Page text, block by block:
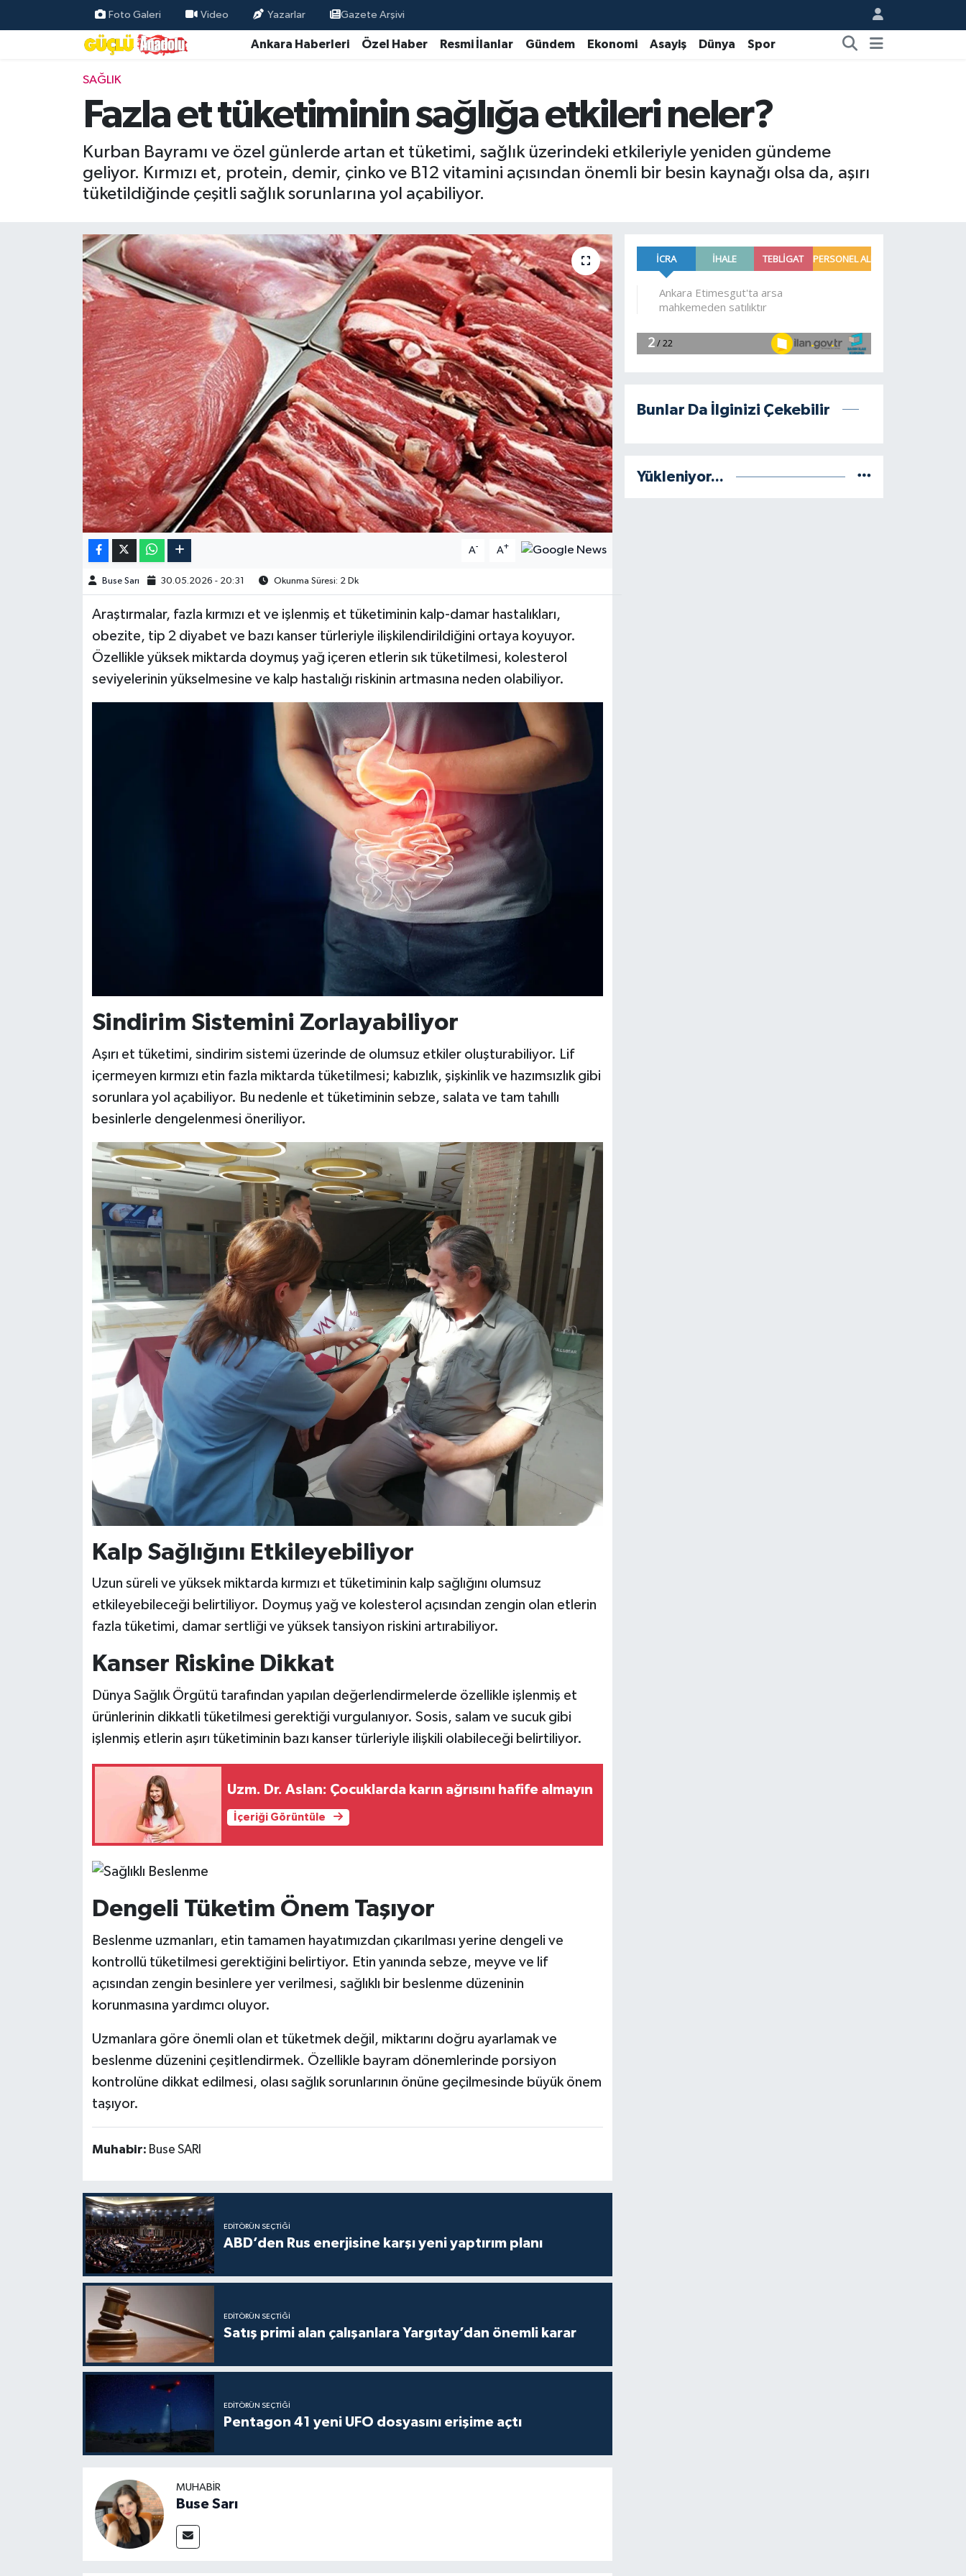
Foto Galeri Video Yazarlar Gazete Arşivi
Ankara Haberleri Özel Haber Resmi İlanlar Gündem Ekonomi Asayiş Dünya Spor
SAĞLIK
Fazla et tüketiminin sağlığa etkileri neler?
Kurban Bayramı ve özel günlerde artan et tüketimi, sağlık üzerindeki etkileriyle yeniden gündeme
geliyor. Kırmızı et, protein, demir, çinko ve B12 vitamini açısından önemli bir besin kaynağı olsa da, aşırı
tüketildiğinde çeşitli sağlık sorunlarına yol açabiliyor.
A- A+
Buse Sarı 30.05.2026 - 20:31 Okunma Süresi: 2 Dk
Araştırmalar, fazla kırmızı et ve işlenmiş et tüketiminin kalp-damar hastalıkları,
obezite, tip 2 diyabet ve bazı kanser türleriyle ilişkilendirildiğini ortaya koyuyor.
Özellikle yüksek miktarda doymuş yağ içeren etlerin sık tüketilmesi, kolesterol
seviyelerinin yükselmesine ve kalp hastalığı riskinin artmasına neden olabiliyor.
Sindirim Sistemini Zorlayabiliyor
Aşırı et tüketimi, sindirim sistemi üzerinde de olumsuz etkiler oluşturabiliyor. Lif
içermeyen kırmızı etin fazla miktarda tüketilmesi; kabızlık, şişkinlik ve hazımsızlık gibi
sorunlara yol açabiliyor. Bu nedenle et tüketiminin sebze, salata ve tam tahıllı
besinlerle dengelenmesi öneriliyor.
Kalp Sağlığını Etkileyebiliyor
Uzun süreli ve yüksek miktarda kırmızı et tüketiminin kalp sağlığını olumsuz
etkileyebileceği belirtiliyor. Doymuş yağ ve kolesterol açısından zengin olan etlerin
fazla tüketimi, damar sertliği ve yüksek tansiyon riskini artırabiliyor.
Kanser Riskine Dikkat
Dünya Sağlık Örgütü tarafından yapılan değerlendirmelerde özellikle işlenmiş et
ürünlerinin dikkatli tüketilmesi gerektiği vurgulanıyor. Sosis, salam ve sucuk gibi
işlenmiş etlerin aşırı tüketiminin bazı kanser türleriyle ilişkili olabileceği belirtiliyor.
Uzm. Dr. Aslan: Çocuklarda karın ağrısını hafife almayın
İçeriği Görüntüle
Dengeli Tüketim Önem Taşıyor
Beslenme uzmanları, etin tamamen hayatımızdan çıkarılması yerine dengeli ve
kontrollü tüketilmesi gerektiğini belirtiyor. Etin yanında sebze, meyve ve lif
açısından zengin besinlere yer verilmesi, sağlıklı bir beslenme düzeninin
korunmasına yardımcı oluyor.
Uzmanlara göre önemli olan et tüketmek değil, miktarını doğru ayarlamak ve
beslenme düzenini çeşitlendirmek. Özellikle bayram dönemlerinde porsiyon
kontrolüne dikkat edilmesi, olası sağlık sorunlarının önüne geçilmesinde büyük önem
taşıyor.
Muhabir: Buse SARI
EDITÖRÜN SEÇTIĞI
ABD’den Rus enerjisine karşı yeni yaptırım planı
EDITÖRÜN SEÇTIĞI
Satış primi alan çalışanlara Yargıtay’dan önemli karar
EDITÖRÜN SEÇTIĞI
Pentagon 41 yeni UFO dosyasını erişime açtı
MUHABIR
Buse Sarı
Bunlar Da İlginizi Çekebilir
Yükleniyor...
Özel Haber
Resmi İlanlar
Gündem
Magazin
Burç Yorumları
Hava Durumu